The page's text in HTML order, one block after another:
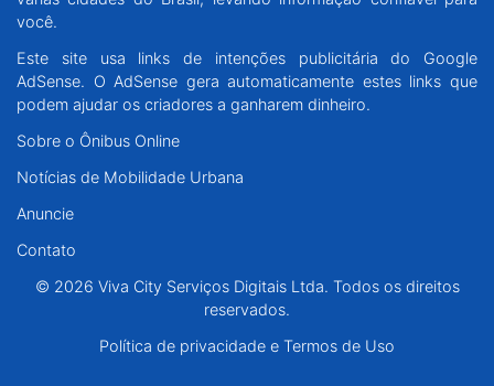
você.
Este site usa links de intenções publicitária do Google
AdSense. O AdSense gera automaticamente estes links que
podem ajudar os criadores a ganharem dinheiro.
Sobre o Ônibus Online
Notícias de Mobilidade Urbana
Anuncie
Contato
© 2026 Viva City Serviços Digitais Ltda. Todos os direitos
reservados.
Política de privacidade e Termos de Uso